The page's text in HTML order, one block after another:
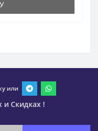
или
Скидках !